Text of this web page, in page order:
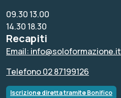
09.30 13.00
14.30 18.30
Recapiti
Email: info@soloformazione.it
Telefono 02 87199126
Iscrizione diretta tramite Bonifico